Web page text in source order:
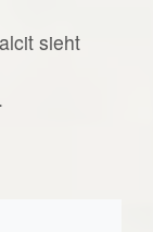
sieht